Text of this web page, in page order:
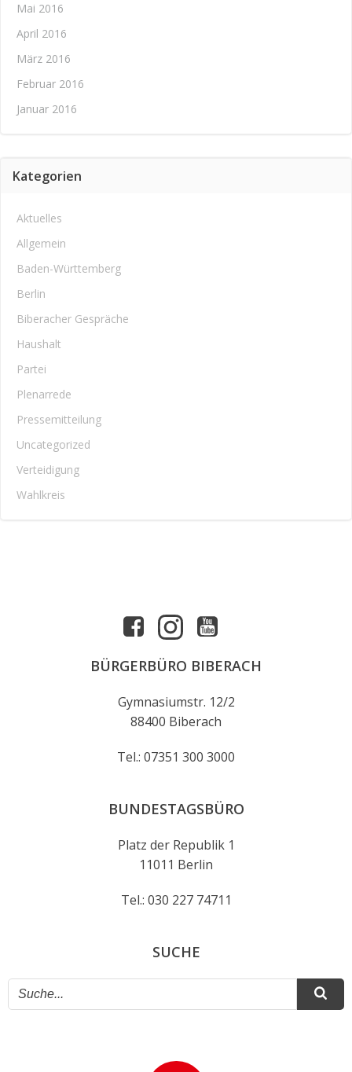
Mai 2016
April 2016
März 2016
Februar 2016
Januar 2016
Kategorien
Aktuelles
Allgemein
Baden-Württemberg
Berlin
Biberacher Gespräche
Haushalt
Partei
Plenarrede
Pressemitteilung
Uncategorized
Verteidigung
Wahlkreis
BÜRGERBÜRO BIBERACH
Gymnasiumstr. 12/2
88400 Biberach
Tel.: 07351 300 3000
BUNDESTAGSBÜRO
Platz der Republik 1
11011 Berlin
Tel.: 030 227 74711
SUCHE